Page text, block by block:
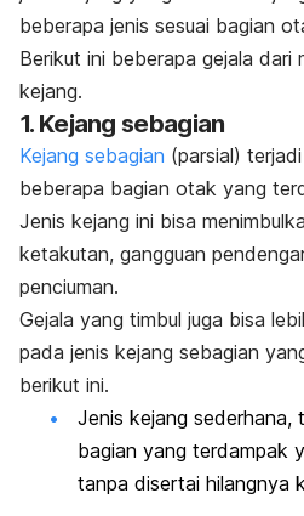
beberapa jenis sesuai bagian
Berikut ini beberapa gejala dari
kejang.
1. Kejang sebagian
Kejang sebagian (parsial)
beberapa bagian otak yang
Jenis kejang ini bisa
ketakutan, gangguan
penciuman.
Gejala yang timbul juga bisa
pada jenis kejang sebagian
berikut ini.
Jenis kejang sederhana,
bagian yang terdampak
tanpa disertai hilangnya